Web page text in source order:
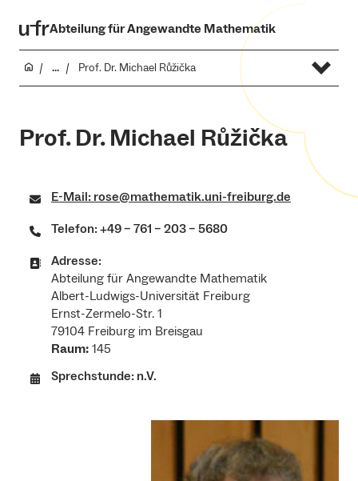
Abteilung für Angewandte Mathematik
... Prof. Dr. Michael Růžička
Prof. Dr. Michael Růžička
E-Mail: rose@mathematik.uni-freiburg.de
Telefon: +49 – 761 – 203 – 5680
Adresse:
Abteilung für Angewandte Mathematik
Albert-Ludwigs-Universität Freiburg
Ernst-Zermelo-Str. 1
79104 Freiburg im Breisgau
Raum: 145
Sprechstunde: n.V.